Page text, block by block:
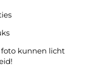
kunnen licht